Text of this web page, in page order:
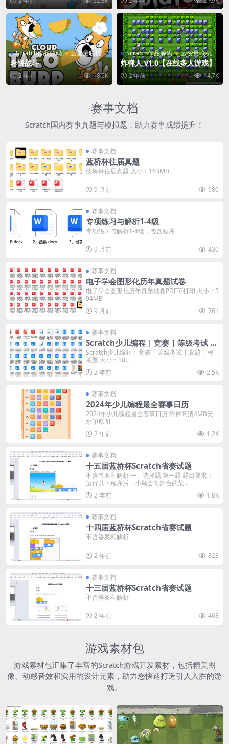
Scratch作品源码 云变量联机
卷饼战斗
2 年前 18.5K
Scratch作品源码 云变量联机
炸弹人 v1.0【在线多人游戏】
2 年前 14.7K
赛事文档
Scratch国内赛事真题与模拟题，助力赛事成绩提升！
赛事文档
蓝桥杯往届真题
蓝桥杯往届真题 大小：163MB
9 月前 980
赛事文档
专项练习与解析1-4级
专项练习与解析1-4级，包含程序
9 月前 430
赛事文档
电子学会图形化历年真题试卷
电子学会图形化历年真题试卷PDF可打印 大小：3
94MB
9 月前
761
赛事文档
Scratch少儿编程 | 竞赛 | 等级考试 |
真题 | 模拟题
Scratch少儿编程 | 竞赛 | 等级考试 | 真题 | 模
拟题 大小：18...
2 年前
2.5K
赛事文档
2024年少儿编程最全赛事日历
2024年少儿编程最全赛事日历 附件高清4MB无
水印原图
2 年前
1.2K
赛事文档
十五届蓝桥杯Scratch省赛试题
不含答案和解析 一、选择题 第一题 题目要求：
运行以下程序后，小鸟会向舞台的某...
2 年前
1.8K
赛事文档
十四届蓝桥杯Scratch省赛试题
不含答案和解析
2 年前 828
赛事文档
十三届蓝桥杯Scratch省赛试题
不含答案和解析
2 年前 463
游戏素材包
游戏素材包汇集了丰富的Scratch游戏开发素材，包括精美图
像、动感音效和实用的设计元素，助力您快速打造引人入胜的游
戏。